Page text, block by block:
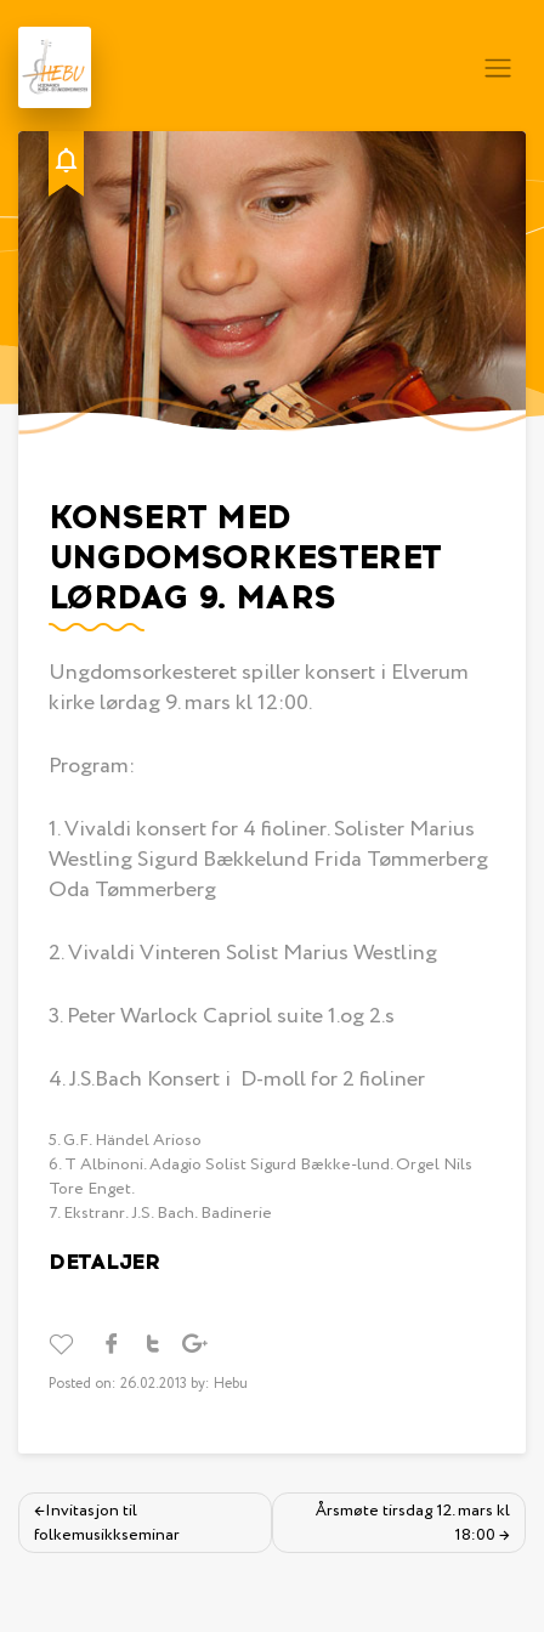
KONSERT MED
UNGDOMSORKESTERET
LØRDAG 9. MARS
Ungdomsorkesteret spiller konsert i Elverum
kirke lørdag 9. mars kl 12:00.
Program:
1. Vivaldi konsert for 4 fioliner. Solister Marius
Westling Sigurd Bækkelund Frida Tømmerberg
Oda Tømmerberg
2. Vivaldi Vinteren Solist Marius Westling
3. Peter Warlock Capriol suite 1.og 2.s
4. J.S.Bach Konsert i D-moll for 2 fioliner
5. G.F. Händel Arioso
6. T Albinoni. Adagio Solist Sigurd Bække-lund. Orgel Nils
Tore Enget.
7. Ekstranr. J.S. Bach. Badinerie
DETALJER
Posted on: 26.02.2013 by: Hebu
Invitasjon til
folkemusikkseminar
Årsmøte tirsdag 12. mars kl
18:00